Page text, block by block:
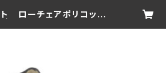
ト ローチェアポリコット